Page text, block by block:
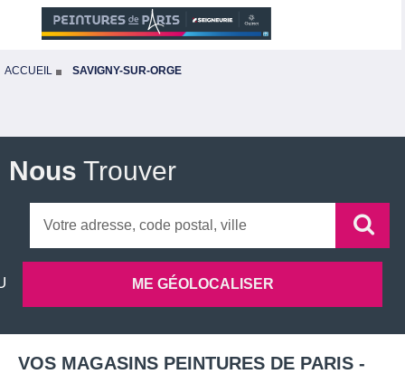
ACCUEIL SAVIGNY-SUR-ORGE
Nous Trouver
VOS MAGASINS PEINTURES DE PARIS -